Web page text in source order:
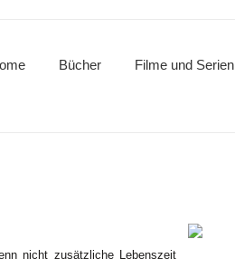
Bücher Filme und Serien
nicht zusätzliche Lebenszeit